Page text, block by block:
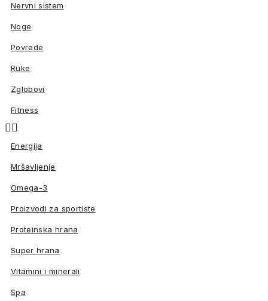
Nervni sistem
Noge
Povrede
Ruke
Zglobovi
Fitness

Energija
Mršavljenje
Omega-3
Proizvodi za sportiste
Proteinska hrana
Super hrana
Vitamini i minerali
Spa